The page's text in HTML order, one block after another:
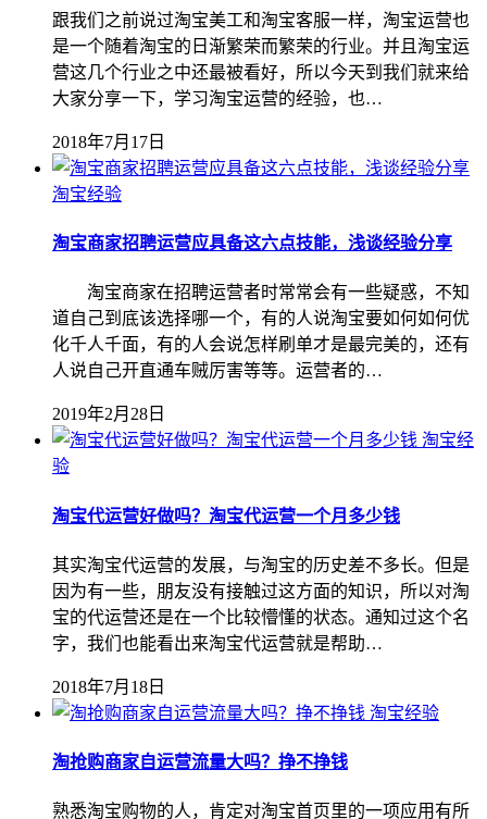
跟我们之前说过淘宝美工和淘宝客服一样，淘宝运营也
是一个随着淘宝的日渐繁荣而繁荣的行业。并且淘宝运
营这几个行业之中还最被看好，所以今天到我们就来给
大家分享一下，学习淘宝运营的经验，也…
2018年7月17日
淘宝经验
淘宝商家招聘运营应具备这六点技能，浅谈经验分享
淘宝商家在招聘运营者时常常会有一些疑惑，不知
道自己到底该选择哪一个，有的人说淘宝要如何如何优
化千人千面，有的人会说怎样刷单才是最完美的，还有
人说自己开直通车贼厉害等等。运营者的…
2019年2月28日
淘宝经
验
淘宝代运营好做吗？淘宝代运营一个月多少钱
其实淘宝代运营的发展，与淘宝的历史差不多长。但是
因为有一些，朋友没有接触过这方面的知识，所以对淘
宝的代运营还是在一个比较懵懂的状态。通知过这个名
字，我们也能看出来淘宝代运营就是帮助…
2018年7月18日
淘宝经验
淘抢购商家自运营流量大吗？挣不挣钱
熟悉淘宝购物的人，肯定对淘宝首页里的一项应用有所